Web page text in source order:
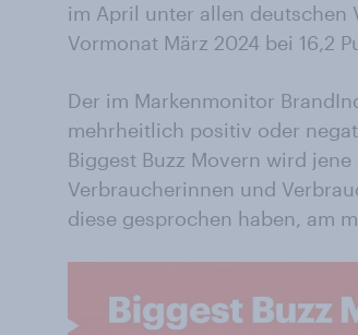
im April unter allen deutschen
Vormonat März 2024 bei 16,2
Der im Markenmonitor
mehrheitlich positiv oder
Biggest Buzz Movern wird
Verbraucherinnen und
diese gesprochen haben, am